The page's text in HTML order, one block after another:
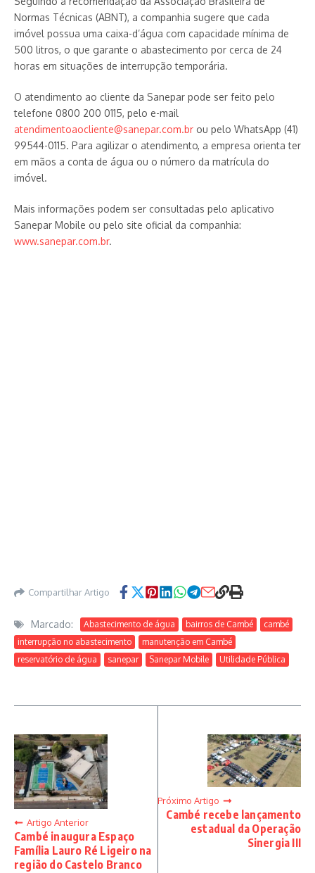
Normas Técnicas (ABNT), a companhia sugere que cada
imóvel possua uma caixa-d’água com capacidade mínima de
500 litros, o que garante o abastecimento por cerca de 24
horas em situações de interrupção temporária.
O atendimento ao cliente da Sanepar pode ser feito pelo
telefone 0800 200 0115, pelo e-mail
atendimentoaocliente@sanepar.com.br ou pelo WhatsApp (41)
99544-0115. Para agilizar o atendimento, a empresa orienta ter
em mãos a conta de água ou o número da matrícula do
imóvel.
Mais informações podem ser consultadas pelo aplicativo
Sanepar Mobile ou pelo site oficial da companhia:
www.sanepar.com.br.
Compartilhar Artigo
Marcado: Abastecimento de água bairros de Cambé
cambé
interrupção no abastecimento
manutenção em Cambé
reservatório de água
sanepar Sanepar Mobile Utilidade Pública
Artigo Anterior
Cambé inaugura Espaço
Família Lauro Ré Ligeiro na
região do Castelo Branco
Próximo Artigo
Cambé recebe lançamento
estadual da Operação
Sinergia III